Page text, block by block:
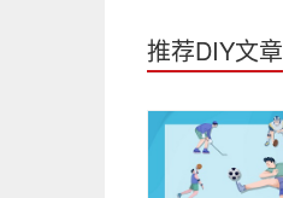
推荐DIY文章